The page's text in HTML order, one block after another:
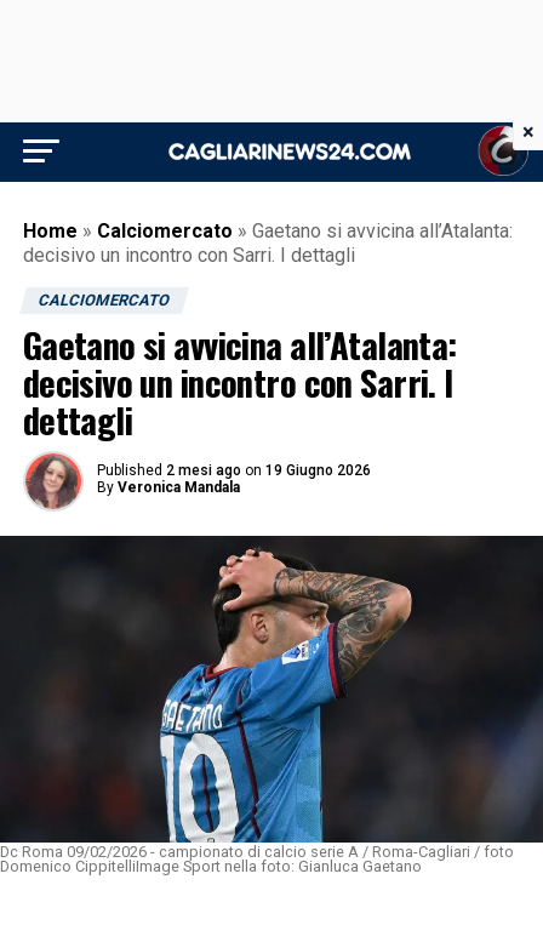
Home » Calciomercato » Gaetano si avvicina all’Atalanta:
decisivo un incontro con Sarri. I dettagli
CALCIOMERCATO
Gaetano si avvicina all’Atalanta:
decisivo un incontro con Sarri. I
dettagli
Published 2 mesi ago on 19 Giugno 2026
By Veronica Mandala
Dc Roma 09/02/2026 - campionato di calcio serie A / Roma-Cagliari / foto
Domenico CippitelliImage Sport nella foto: Gianluca Gaetano
×